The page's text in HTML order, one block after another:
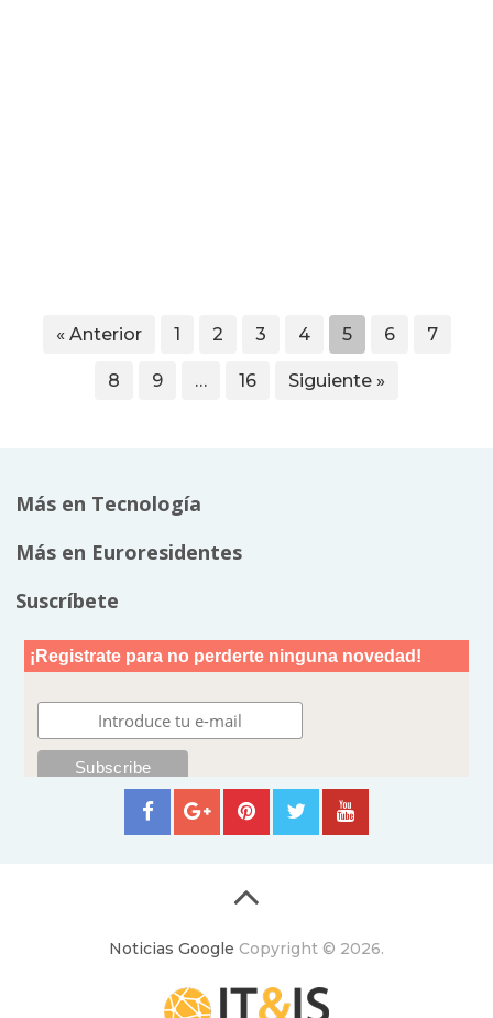
« Anterior 1 2 3 4 5 6 7
8 9 … 16 Siguiente »
Más en Tecnología
Más en Euroresidentes
Suscríbete
Noticias Google Copyright © 2026.